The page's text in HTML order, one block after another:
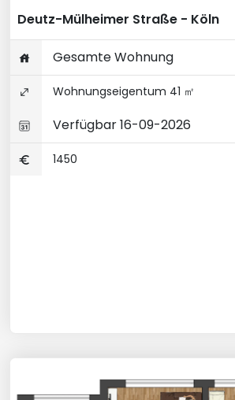
Deutz-Mülheimer Straße - Köln
Gesamte Wohnung
Wohnungseigentum 41 ㎡
Verfügbar 16-09-2026
1450